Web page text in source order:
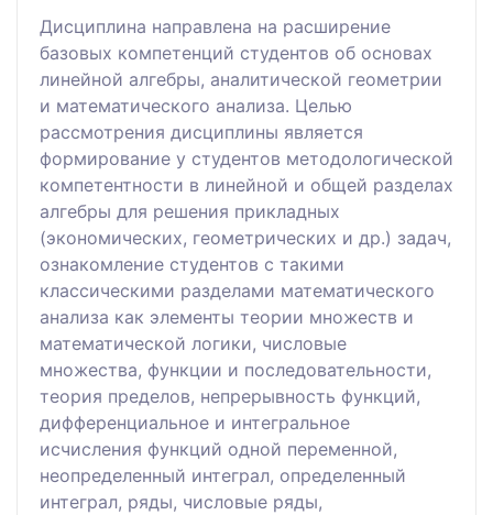
Дисциплина направлена на расширение
базовых компетенций студентов об основах
линейной алгебры, аналитической геометрии
и математического анализа. Целью
рассмотрения дисциплины является
формирование у студентов методологической
компетентности в линейной и общей разделах
алгебры для решения прикладных
(экономических, геометрических и др.) задач,
ознакомление студентов с такими
классическими разделами математического
анализа как элементы теории множеств и
математической логики, числовые
множества, функции и последовательности,
теория пределов, непрерывность функций,
дифференциальное и интегральное
исчисления функций одной переменной,
неопределенный интеграл, определенный
интеграл, ряды, числовые ряды,